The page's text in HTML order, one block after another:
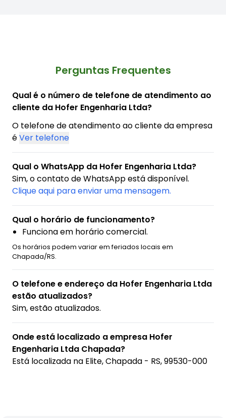
Perguntas Frequentes
Qual é o número de telefone de atendimento ao
cliente da Hofer Engenharia Ltda?
O telefone de atendimento ao cliente da empresa
éVer telefone
Qual o WhatsApp da Hofer Engenharia Ltda?
Sim, o contato de WhatsApp está disponível.
Clique aqui para enviar uma mensagem.
Qual o horário de funcionamento?
Funciona em horário comercial.
Os horários podem variar em feriados locais em
Chapada/RS.
O telefone e endereço da Hofer Engenharia Ltda
estão atualizados?
Sim, estão atualizados.
Onde está localizado a empresa Hofer
Engenharia Ltda Chapada?
Está localizada na Elite, Chapada - RS, 99530-000